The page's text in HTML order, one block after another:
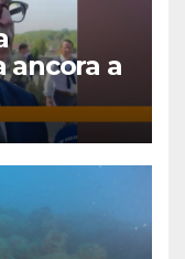
ancora a